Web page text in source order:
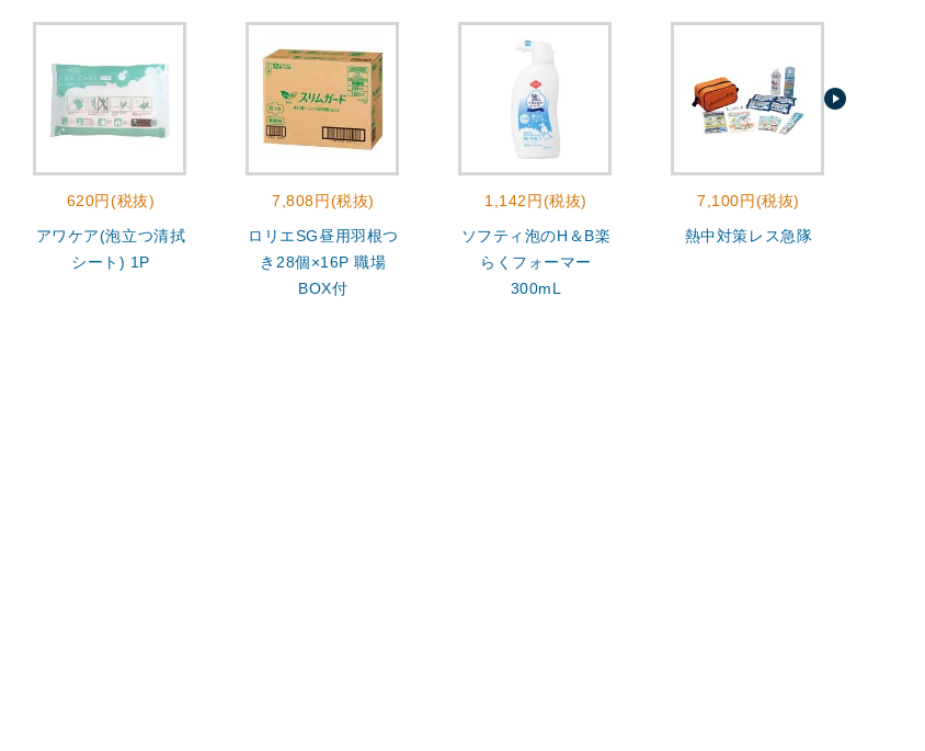
620円(税抜)
アワケア(泡立つ清拭
シート) 1P
7,808円(税抜)
ロリエSG昼用羽根つ
き28個×16P 職場
BOX付
1,142円(税抜)
ソフティ泡のH＆B楽
らくフォーマー
300mL
7,100円(税抜)
熱中対策レス急隊